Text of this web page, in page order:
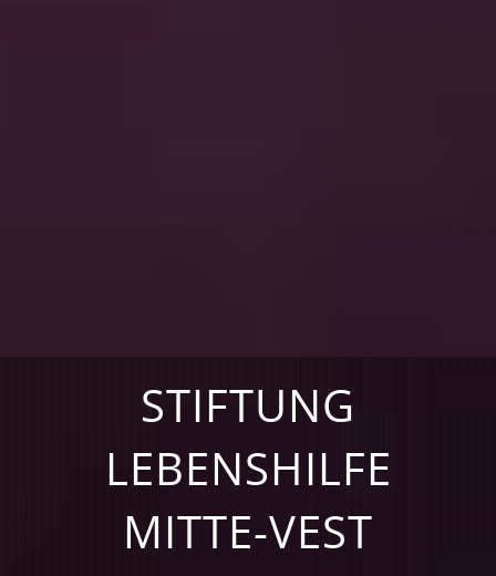
STIFTUNG
LEBENSHILFE
MITTE-VEST